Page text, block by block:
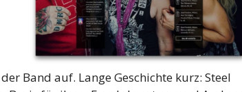
Band auf. Lange Geschichte kurz: Steel